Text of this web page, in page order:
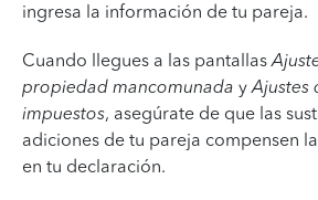
ingresa la información de tu pareja.
Cuando llegues a las pantallas
propiedad mancomunada yAjustes
impuestos, asegúrate de que las
adiciones de tu pareja compensen
en tu declaración.